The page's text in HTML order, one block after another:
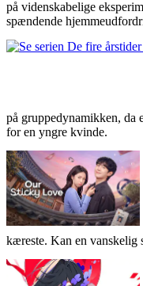
på videnskabelige
spændende
på gruppedynamikken, da
for en yngre kvinde.
kæreste. Kan en